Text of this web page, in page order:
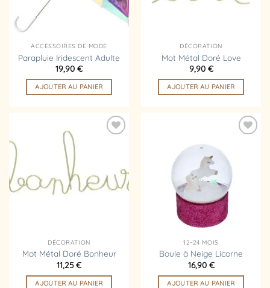
ACCESSOIRES DE MODE
Parapluie Iridescent Adulte
19,90 €
AJOUTER AU PANIER
DÉCORATION
Mot Métal Doré Love
9,90 €
AJOUTER AU PANIER
d’envies
DÉCORATION
Mot Métal Doré Bonheur
11,25€
AJOUTER AU PANIER
d’envies
12-24 MOIS
Boule à Neige Licorne
16,90 €
AJOUTER AU PANIER